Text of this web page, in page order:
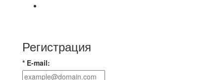
Регистрация
* E-mail: